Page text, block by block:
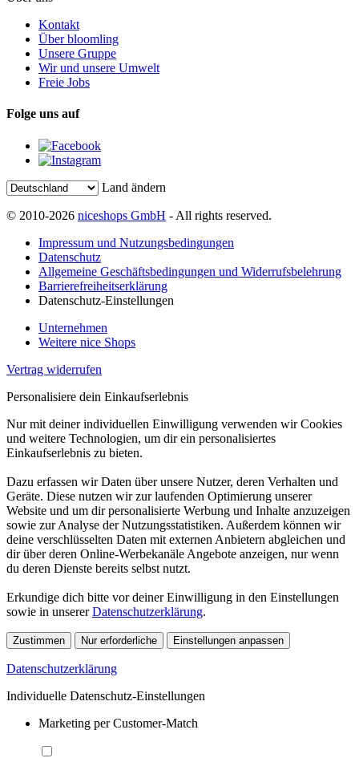
Kontakt
Über bloomling
Unsere Gruppe
Wir und unsere Umwelt
Freie Jobs
Folge uns auf
Land ändern
© 2010-2026 niceshops GmbH - All rights reserved.
Impressum und Nutzungsbedingungen
Datenschutz
Allgemeine Geschäftsbedingungen und Widerrufsbelehrung
Barrierefreiheitserklärung
Datenschutz-Einstellungen
Unternehmen
Weitere nice Shops
Vertrag widerrufen
Personalisiere dein Einkaufserlebnis
Nur mit deiner individuellen Einwilligung verwenden wir Cookies
und weitere Technologien, um dir ein personalisiertes
Einkaufserlebnis zu bieten.
Dazu erfassen wir Daten über unsere Nutzer, deren Verhalten und
Geräte. Diese nutzen wir zur laufenden Optimierung unserer
Website und um dir personalisierte Werbung und Inhalte anzuzeigen
sowie zur Analyse der Nutzungsstatistiken. Außerdem können wir
deine verschlüsselten Daten mit externen Anbietern abgleichen und
dir über deren Online-Werbekanäle Angebote anzeigen, nur wenn
du deren Dienste bereits selbst nutzt.
Erkundige dich bitte vor deiner Einwilligung in den Einstellungen
sowie in unsererDatenschutzerklärung.
Zustimmen Nur erforderliche Einstellungen anpassen
Datenschutzerklärung
Individuelle Datenschutz-Einstellungen
Marketing per Customer-Match